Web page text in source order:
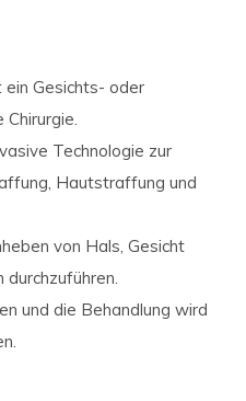
ein Gesichts- oder
Technologie zur
Hautstraffung und
von Hals, Gesicht
und die Behandlung wird